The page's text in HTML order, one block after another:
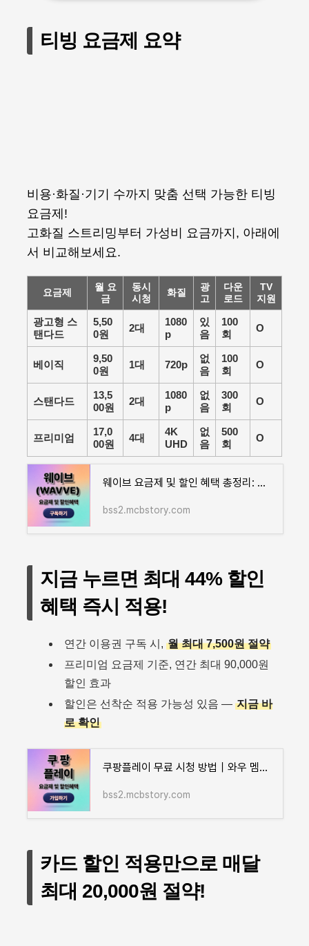
티빙 요금제 요약
비용·화질·기기 수까지 맞춤 선택 가능한 티빙
요금제!
고화질 스트리밍부터 가성비 요금까지, 아래에
서 비교해보세요.
요금제
월 요
금
동시
시청
화질
광
고
다운
로드
TV
지원
광고형 스
탠다드
5,50
0원
2대
1080
p
있
음
100
회
O
베이직
9,50
0원
1대 720p
없
음
100
회
O
스탠다드
13,5
00원
2대
1080
p
없
음
300
회
O
프리미엄
17,0
00원
4대
4K
UHD
없
음
500
회
O
웨이브 요금제 및 할인 혜택 총정리: 신규 가입자라면 단돈 100원!
bss2.mcbstory.com
지금 누르면 최대 44% 할인
혜택 즉시 적용!
연간 이용권 구독 시, 월 최대 7,500원 절약
프리미엄 요금제 기준, 연간 최대 90,000원
할인 효과
할인은 선착순 적용 가능성 있음 — 지금 바
로 확인
쿠팡플레이 무료 시청 방법｜와우 멤버십 요금·카드 할인까지 총정리
bss2.mcbstory.com
카드 할인 적용만으로 매달
최대 20,000원 절약!